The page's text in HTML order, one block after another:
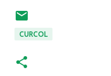
CURCOL